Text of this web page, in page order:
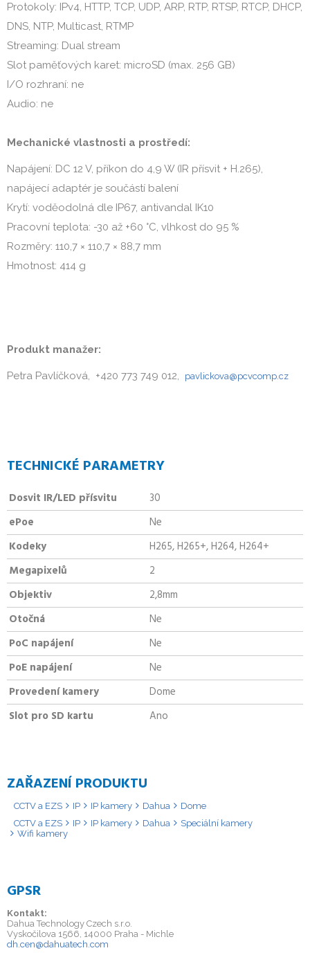
Protokoly: IPv4, HTTP, TCP, UDP, ARP, RTP, RTSP, RTCP, DHCP,
DNS, NTP, Multicast, RTMP
Streaming: Dual stream
Slot paměťových karet: microSD (max. 256 GB)
I/O rozhraní: ne
Audio: ne
Mechanické vlastnosti a prostředí:
Napájení: DC 12 V, příkon do 4,9 W (IR přísvit + H.265),
napájecí adaptér je součástí balení
Krytí: voděodolná dle IP67, antivandal IK10
Pracovní teplota: -30 až +60 °C, vlhkost do 95 %
Rozměry: 110,7 × 110,7 × 88,7 mm
Hmotnost: 414 g
Produkt manažer:
Petra Pavlíčková, +420 773 749 012, pavlickova@pcvcomp.cz
TECHNICKÉ PARAMETRY
Dosvit IR/LED přísvitu
30
ePoe
Ne
Kodeky
H265, H265+, H264, H264+
Megapixelů
2
Objektiv
2,8mm
Otočná
Ne
PoC napájení
Ne
PoE napájení
Ne
Provedení kamery
Dome
Slot pro SD kartu
Ano
ZAŘAZENÍ PRODUKTU
CCTV a EZS IP IP kamery Dahua
Dome
CCTV a EZS
IP IP kamery Dahua
Speciální kamery
Wifi kamery
GPSR
Kontakt:
Dahua Technology Czech s.r.o.
Vyskočilova 1566, 14000 Praha - Michle
dh.cen@dahuatech.com